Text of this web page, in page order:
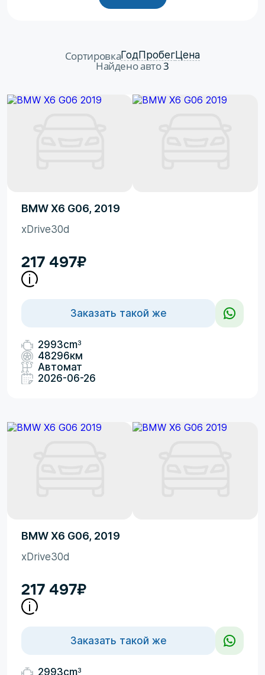
СортировкаГодПробегЦена
Найдено авто3
BMW X6 G06, 2019
xDrive30d
217 497₽
Заказать такой же
2993cm3
48296км
Автомат
2026-06-26
BMW X6 G06, 2019
xDrive30d
217 497₽
Заказать такой же
2993cm3